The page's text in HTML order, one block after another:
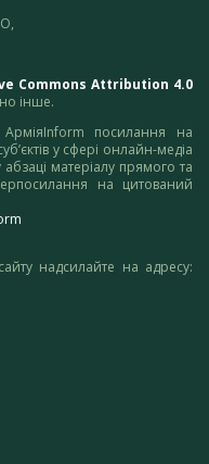
Commons Attribution 4.0
інше.
посилання на
у сфері онлайн-медіа
матеріалу прямого та
на цитований
надсилайте на адресу: